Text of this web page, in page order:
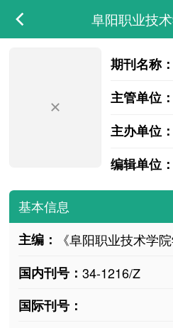
阜阳职业技
期刊名称：
主管单位：
主办单位：
编辑单位：
基本信息
主编：
《阜阳职业技术学
国内刊号： 34-1216/Z
国际刊号：